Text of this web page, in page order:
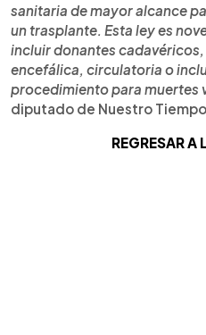
sanitaria de mayor alcance
un trasplante. Esta ley es
incluir donantes
encefálica, circulatoria o
procedimiento para muertes
diputado de Nuestro
REGRESAR A